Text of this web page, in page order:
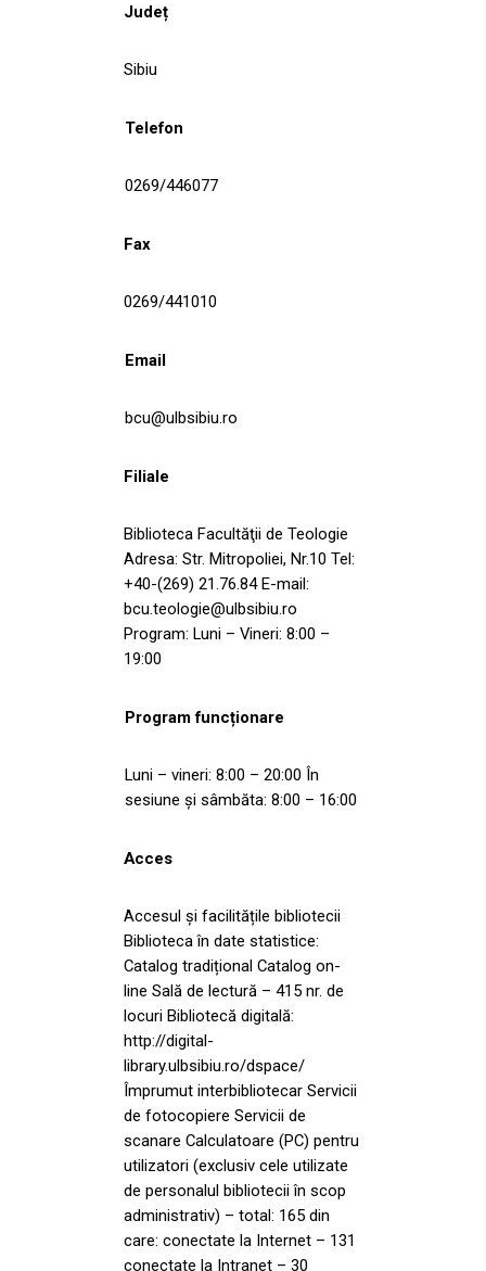
Județ
Sibiu
Telefon
0269/446077
Fax
0269/441010
Email
bcu@ulbsibiu.ro
Filiale
Biblioteca Facultăţii de Teologie
Adresa: Str. Mitropoliei, Nr.10 Tel:
+40-(269) 21.76.84 E-mail:
bcu.teologie@ulbsibiu.ro
Program: Luni – Vineri: 8:00 –
19:00
Program funcționare
Luni – vineri: 8:00 – 20:00 În
sesiune și sâmbăta: 8:00 – 16:00
Acces
Accesul și facilitățile bibliotecii
Biblioteca în date statistice:
Catalog tradițional Catalog on-
line Sală de lectură – 415 nr. de
locuri Bibliotecă digitală:
http://digital-
library.ulbsibiu.ro/dspace/
Împrumut interbibliotecar Servicii
de fotocopiere Servicii de
scanare Calculatoare (PC) pentru
utilizatori (exclusiv cele utilizate
de personalul bibliotecii în scop
administrativ) – total: 165 din
care: conectate la Internet – 131
conectate la Intranet – 30